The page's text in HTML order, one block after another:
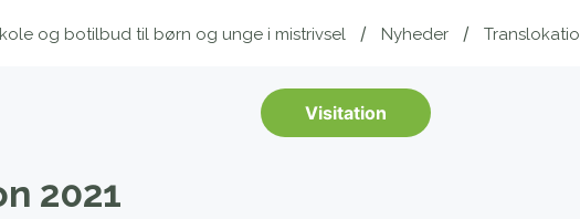
og botilbud til børn og unge i mistrivsel Nyheder
Visitation
2021